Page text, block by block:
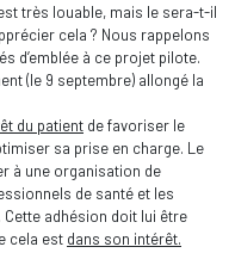
très louable, mais le sera-t-il
cela ? Nous rappelons
d’emblée à ce projet pilote.
(le 9 septembre) allongé la
du patient de favoriser le
sa prise en charge. Le
à une organisation de
de santé et les
adhésion doit lui être
cela est dans son intérêt.